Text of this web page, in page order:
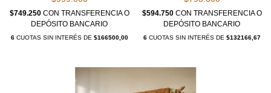
$749.250 CON TRANSFERENCIA O
DEPÓSITO BANCARIO
6CUOTAS SIN INTERÉS DE $166500,00
$594.750 CON TRANSFERENCIA O
DEPÓSITO BANCARIO
6CUOTAS SIN INTERÉS DE $132166,67